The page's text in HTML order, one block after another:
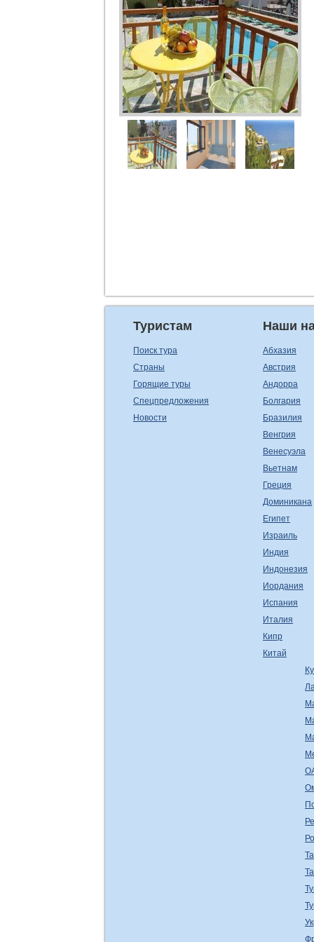
Туристам
Поиск тура
Страны
Горящие туры
Спецпредложения
Новости
Наши
Абхазия
Австрия
Андорра
Болгария
Бразилия
Венгрия
Венесуэла
Вьетнам
Греция
Доминикана
Египет
Израиль
Индия
Индонезия
Иордания
Испания
Италия
Кипр
Китай